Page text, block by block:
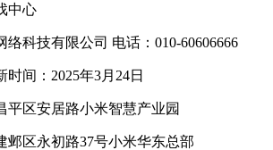
中心
科技有限公司 电话：010-60606666
时间：2025年3月24日
平区安居路小米智慧产业园
邺区永初路37号小米华东总部